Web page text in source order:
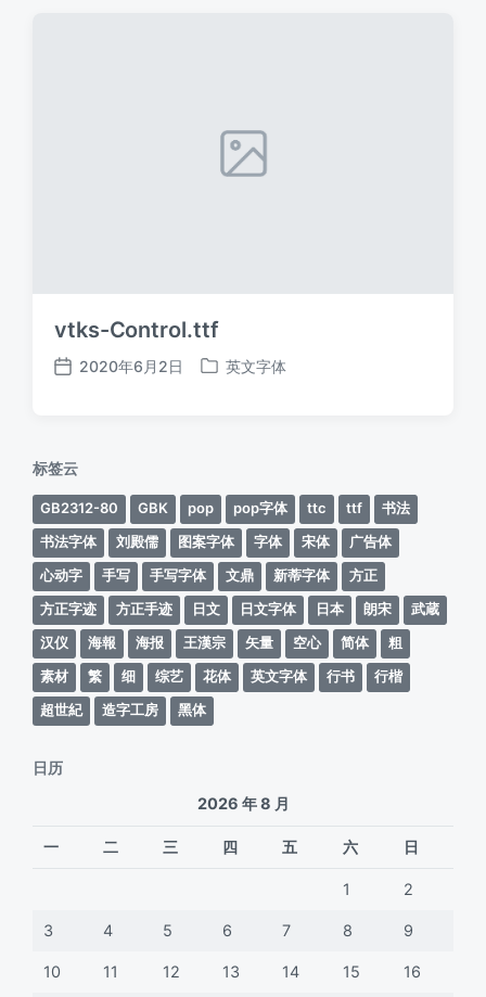
vtks-Control.ttf
发
2020年6月2日
发
英文字体
标签云
GB2312-80 GBK pop pop字体 ttc ttf
书法
书法字体
刘殿儒 图案字体 字体 宋体
广告体
心动字
手写 手写字体 文鼎 新蒂字体
方正
方正字迹
方正手迹 日文 日文字体 日本 朗宋
武蔵
汉仪
海報 海报 王漢宗 矢量 空心 简体
粗
素材
繁 细 综艺 花体 英文字体 行书
行楷
超世紀
造字工房 黑体
日历
2026 年 8 月
一 二 三 四 五 六 日
1 2
3 4 5 6 7 8 9
10 11 12 13 14 15 16